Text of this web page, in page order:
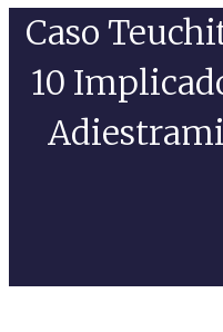
Caso
10